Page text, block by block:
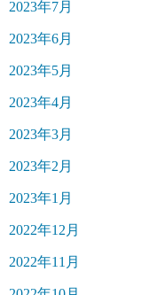
2023年7月
2023年6月
2023年5月
2023年4月
2023年3月
2023年2月
2023年1月
2022年12月
2022年11月